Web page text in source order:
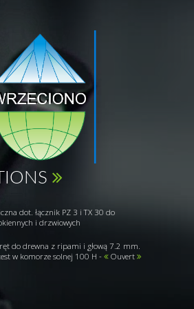
dot. łącznik PZ 3 i TX 30 do
i drzwiowych
do drewna z ripami i głową 7.2 mm.
w komorze solnej 100 H -
Ouvert